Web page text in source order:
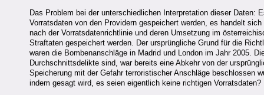
Das Problem bei der unterschiedlichen Interpretation dieser
Vorratsdaten von den Providern gespeichert werden, es handelt
nach der Vorratsdatenrichtlinie und deren Umsetzung im
Straftaten gespeichert werden. Der ursprüngliche Grund für die
waren die Bombenanschläge in Madrid und London im Jahr 2005.
Durchschnittsdelikte sind, war bereits eine Abkehr von der
Speicherung mit der Gefahr terroristischer Anschläge beschlossen
indem gesagt wird, es seien eigentlich keine richtigen Vorratsdaten?